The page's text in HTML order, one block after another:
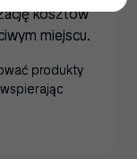
kosztów
miejscu.
produkty